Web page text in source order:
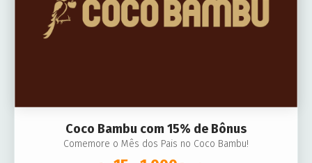
Coco Bambu com 15% de Bônus
Comemore o Mês dos Pais no Coco Bambu!